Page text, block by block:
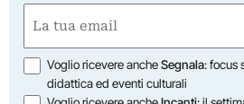
First
(Required)
Opzioni
Voglio ricevere ancheSegnala: focus
didattica ed eventi culturali